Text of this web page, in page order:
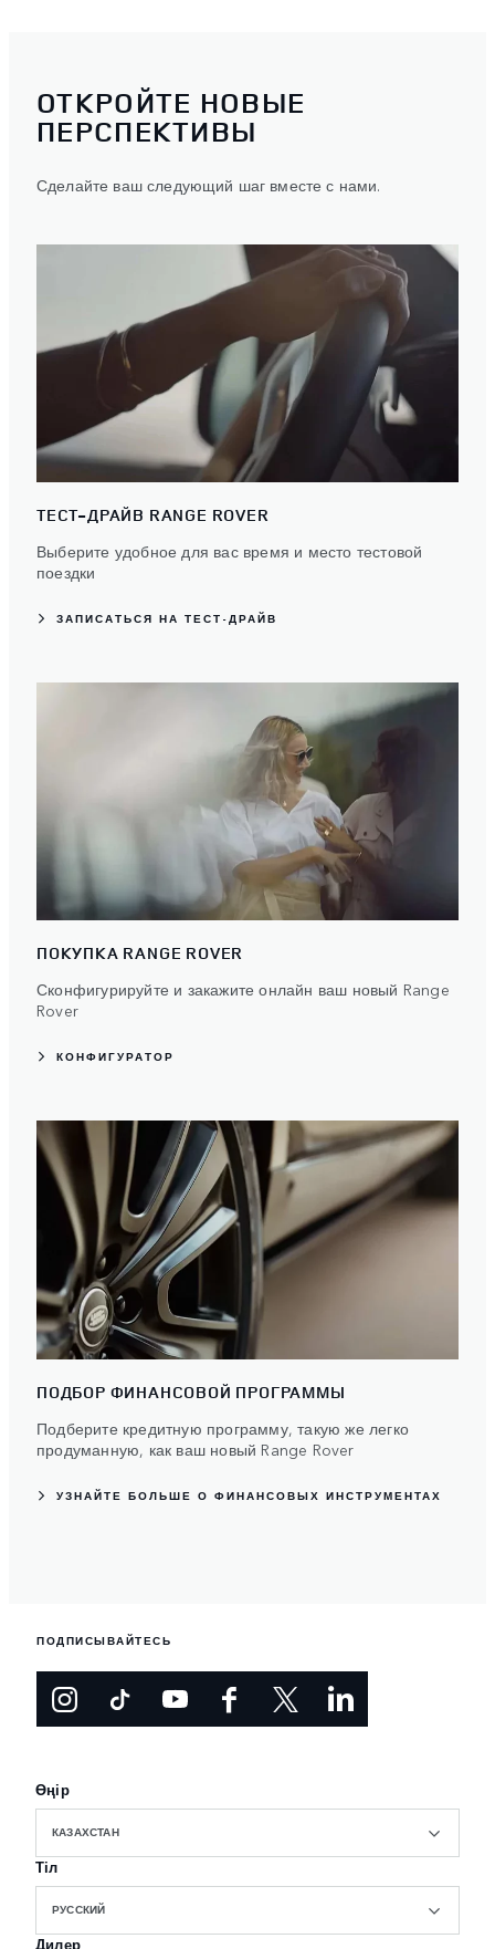
ОТКРОЙТЕ НОВЫЕ
ПЕРСПЕКТИВЫ
Сделайте ваш следующий шаг вместе с нами.
ТЕСТ-ДРАЙВ RANGE ROVER
Выберите удобное для вас время и место тестовой
поездки
ЗАПИСАТЬСЯ НА ТЕСТ-ДРАЙВ
ПОКУПКА RANGE ROVER
Сконфигурируйте и закажите онлайн ваш новый Range
Rover
КОНФИГУРАТОР
ПОДБОР ФИНАНСОВОЙ ПРОГРАММЫ
Подберите кредитную программу, такую же легко
продуманную, как ваш новый Range Rover
УЗНАЙТЕ БОЛЬШЕ О ФИНАНСОВЫХ ИНСТРУМЕНТАХ
ПОДПИСЫВАЙТЕСЬ
Өңір
КАЗАХСТАН
Тіл
РУССКИЙ
Дилер